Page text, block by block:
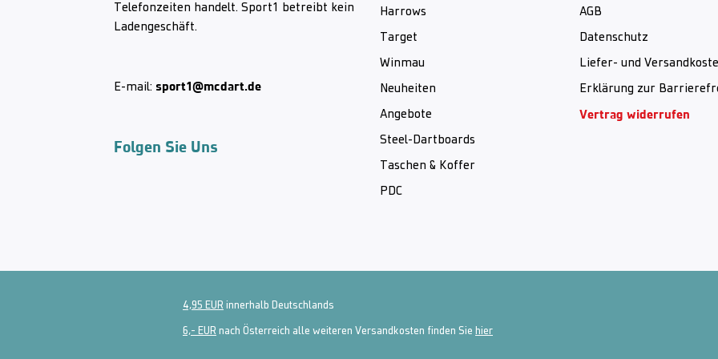
Telefonzeiten handelt. Sport1 betreibt kein
Ladengeschäft.
E-mail: sport1@mcdart.de
Folgen Sie Uns
Harrows
Target
Winmau
Neuheiten
Angebote
Steel-Dartboards
Taschen & Koffer
PDC
AGB
Datenschutz
Liefer- und
Erklärung zur
Vertrag widerrufen
4,95 EUR innerhalb Deutschlands
6,- EUR nach Österreich alle weiteren Versandkosten finden Sie hier